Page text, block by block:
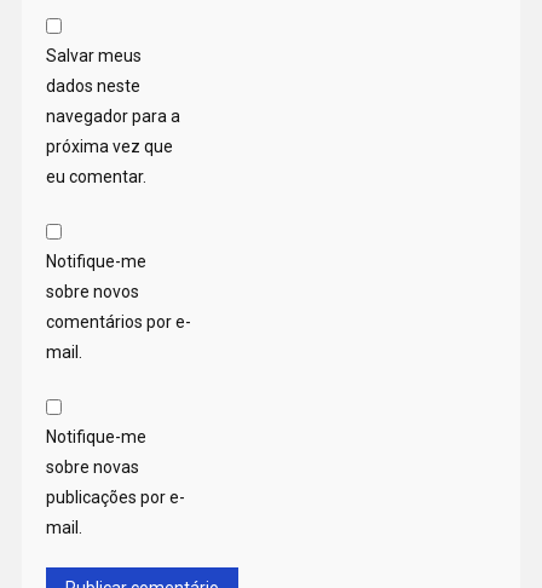
Salvar meus
dados neste
navegador para a
próxima vez que
eu comentar.
Notifique-me
sobre novos
comentários por e-
mail.
Notifique-me
sobre novas
publicações por e-
mail.